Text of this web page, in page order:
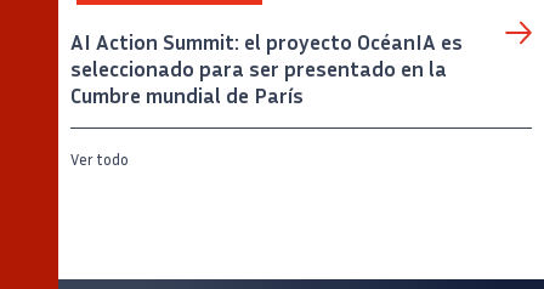
AI Action Summit: el proyecto OcéanIA es
seleccionado para ser presentado en la
Cumbre mundial de París
Ver todo